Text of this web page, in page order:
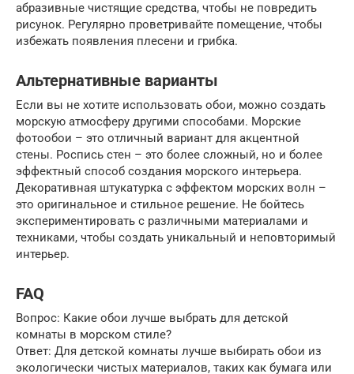
абразивные чистящие средства, чтобы не повредить
рисунок. Регулярно проветривайте помещение, чтобы
избежать появления плесени и грибка.
Альтернативные варианты
Если вы не хотите использовать обои, можно создать
морскую атмосферу другими способами. Морские
фотообои – это отличный вариант для акцентной
стены. Роспись стен – это более сложный, но и более
эффектный способ создания морского интерьера.
Декоративная штукатурка с эффектом морских волн –
это оригинальное и стильное решение. Не бойтесь
экспериментировать с различными материалами и
техниками, чтобы создать уникальный и неповторимый
интерьер.
FAQ
Вопрос: Какие обои лучше выбрать для детской
комнаты в морском стиле?
Ответ: Для детской комнаты лучше выбирать обои из
экологически чистых материалов, таких как бумага или